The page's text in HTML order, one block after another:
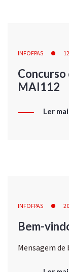
INFOFPAS
MAI112
Ler
INFOFPAS
Bem-
Mensagem de